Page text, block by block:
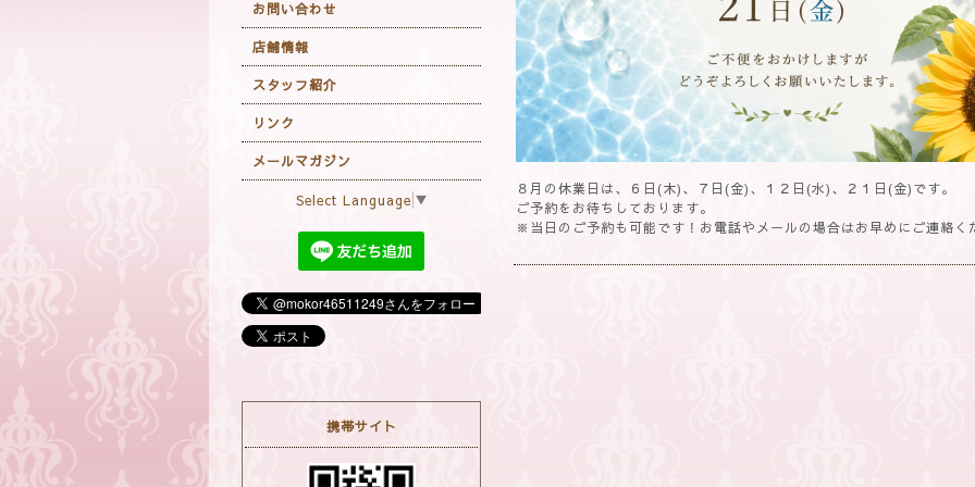
８月の休業日は、６日(木)、７日(金)、１２日(水)、２１日(金)です。
ご予約をお待ちしております。
※当日のご予約も可能です！お電話やメールの場合はお早めにご連絡く
お問い合わせ
店舗情報
スタッフ紹介
リンク
メールマガジン
Select Language ▼
携帯サイト